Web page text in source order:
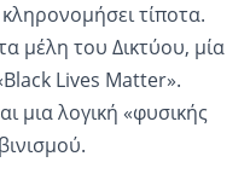
κληρονομήσει τίποτα.
μέλη του Δικτύου, μία
Lives Matter».
μια λογική «φυσικής